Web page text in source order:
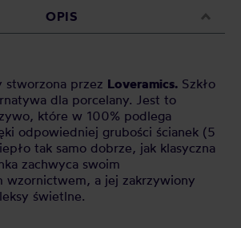
OPIS
stworzona przez Loveramics. Szkło
dla porcelany. Jest to
które w 100% podlega
odpowiedniej grubości ścianek (5
tak samo dobrze, jak klasyczna
zachwyca swoim
wzornictwem, a jej zakrzywiony
świetlne.